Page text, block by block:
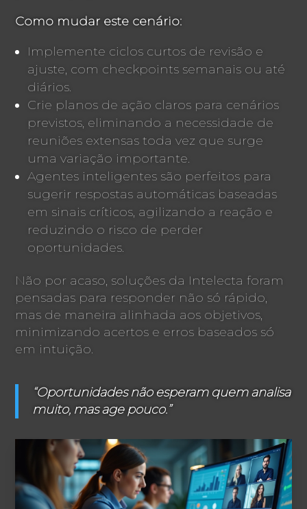
Como mudar este cenário:
Implemente ciclos curtos de revisão e
ajuste, com checkpoints semanais ou até
diários.
Crie planos de ação claros para cenários
previstos, eliminando a necessidade de
reuniões extensas toda vez que surge
uma variação importante.
Agentes inteligentes são perfeitos para
sugerir respostas automáticas baseadas
em sinais críticos, agilizando a reação e
reduzindo o risco de perder
oportunidades.
Não por acaso, soluções da Intelecta foram
pensadas para responder não só rápido,
mas de maneira alinhada aos objetivos,
minimizando acertos e erros baseados só
em intuição.
“Oportunidades não esperam quem analisa
muito, mas age pouco.”